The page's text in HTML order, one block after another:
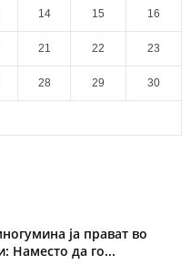
14 15 16
21 22 23
28 29 30
ја прават во
Наместо да го...